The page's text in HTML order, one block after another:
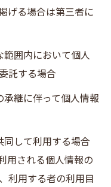
げる場合は第三者に
囲内において個人
託する場合
継に伴って個人情報
して利用する場合
用される個人情報の
利用する者の利用目